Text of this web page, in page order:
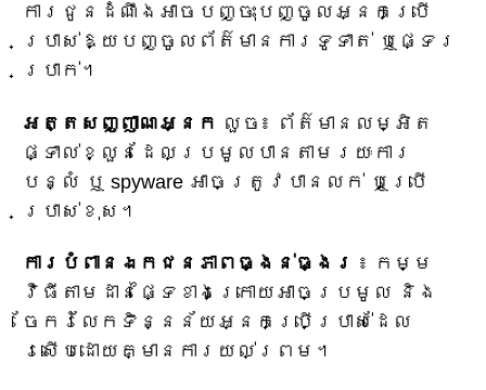
ការជូនដំណឹងអាចបញ្ចុះបញ្ចូលអ្នកប្រើ
ប្រាស់ឱ្យបញ្ចូលព័ត៌មានការទូទាត់ ឬផ្ទេរ
ប្រាក់។
អត្តសញ្ញាណអ្នក លួច៖ ព័ត៌មានលម្អិត
ផ្ទាល់ខ្លួនដែលប្រមូលបានតាមរយៈការ
បន្លំ ឬ spyware អាចត្រូវបានលក់ ឬប្រើ
ប្រាស់ខុស។
ការបំពានឯកជនភាពធ្ងន់ធ្ងរ ៖ កម្ម
វិធីតាមដានផ្ទៃខាងក្រោយអាចប្រមូល និង
ចែករំលែកទិន្នន័យអ្នកប្រើប្រាស់ដែល
រសើបដោយគ្មានការយល់ព្រម។